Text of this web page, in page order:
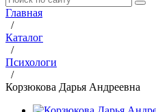
Главная
/
Каталог
/
Психологи
/
Корзюкова Дарья Андреевна